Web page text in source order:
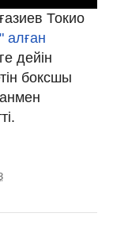
Токио
алған
дейін
боксшы